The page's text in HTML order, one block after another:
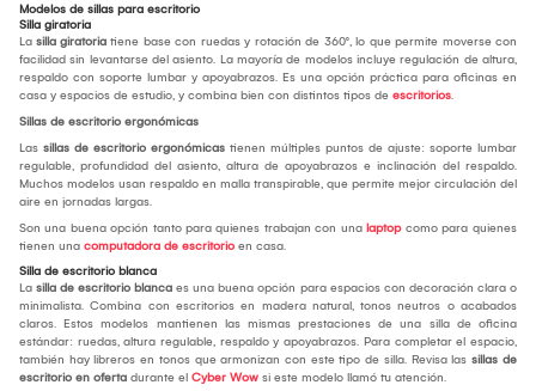
Modelos de sillas para escritorio
Silla giratoria
La silla giratoria tiene base con ruedas y rotación de 360°, lo que permite moverse con
facilidad sin levantarse del asiento. La mayoría de modelos incluye regulación de altura,
respaldo con soporte lumbar y apoyabrazos. Es una opción práctica para oficinas en
casa y espacios de estudio, y combina bien con distintos tipos de escritorios.
Sillas de escritorio ergonómicas
Las sillas de escritorio ergonómicas tienen múltiples puntos de ajuste: soporte lumbar
regulable, profundidad del asiento, altura de apoyabrazos e inclinación del respaldo.
Muchos modelos usan respaldo en malla transpirable, que permite mejor circulación del
aire en jornadas largas.
Son una buena opción tanto para quienes trabajan con una laptopcomo para quienes
tienen una computadora de escritorio en casa.
Silla de escritorio blanca
La silla de escritorio blanca es una buena opción para espacios con decoración clara o
minimalista. Combina con escritorios en madera natural, tonos neutros o acabados
claros. Estos modelos mantienen las mismas prestaciones de una silla de oficina
estándar: ruedas, altura regulable, respaldo y apoyabrazos. Para completar el espacio,
también hay libreros en tonos que armonizan con este tipo de silla. Revisa las sillas de
escritorio en oferta durante el Cyber Wow si este modelo llamó tu atención.